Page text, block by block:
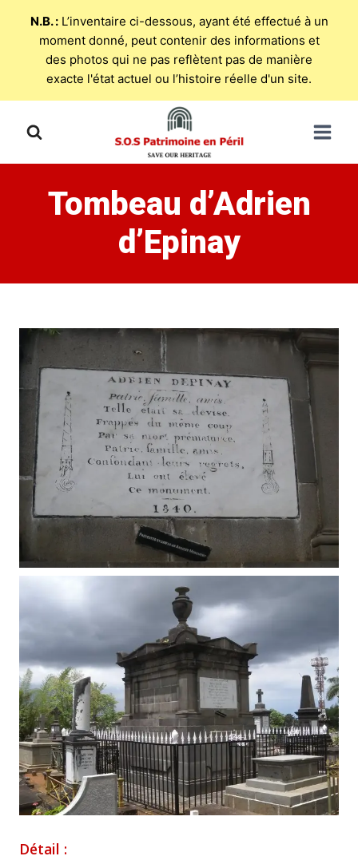
Tombeau d’Adrien
d’Epinay
Détail :
N.B. :L’inventaire ci-dessous, ayant été effectué à un
moment donné, peut contenir des informations et
des photos qui ne pas reflètent pas de manière
exacte l'état actuel ou l’histoire réelle d'un site.